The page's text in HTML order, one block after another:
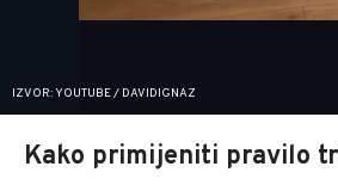
IZVOR: YOUTUBE / DAVIDIGNAZ
Kako primijeniti pravilo